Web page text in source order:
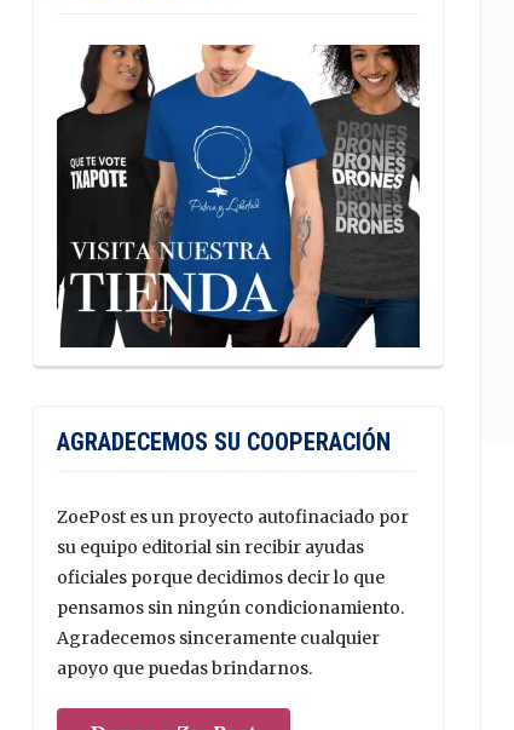
AGRADECEMOS SU COOPERACIÓN
ZoePost es un proyecto autofinaciado por
su equipo editorial sin recibir ayudas
oficiales porque decidimos decir lo que
pensamos sin ningún condicionamiento.
Agradecemos sinceramente cualquier
apoyo que puedas brindarnos.